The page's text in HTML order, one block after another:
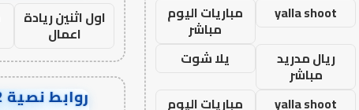
yalla shoot
مباريات اليوم
مباشر
ريال مدريد
مباشر
يلا شوت
yalla shoot
مباريات اليوم
اول اثنين ريادة
اعمال
روابط نصية AA86842